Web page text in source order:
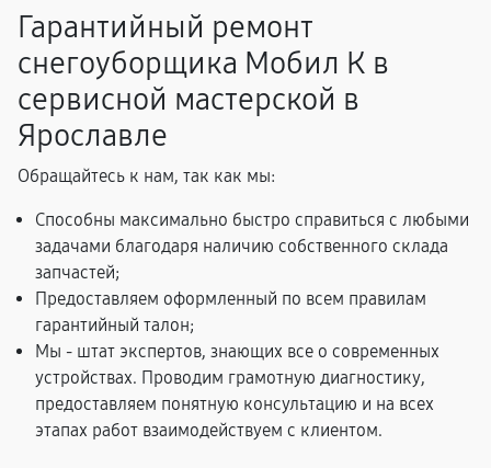
Гарантийный ремонт
снегоуборщика Мобил К в
сервисной мастерской в
Ярославле
Обращайтесь к нам, так как мы:
Способны максимально быстро справиться с любыми
задачами благодаря наличию собственного склада
запчастей;
Предоставляем оформленный по всем правилам
гарантийный талон;
Мы - штат экспертов, знающих все о современных
устройствах. Проводим грамотную диагностику,
предоставляем понятную консультацию и на всех
этапах работ взаимодействуем с клиентом.